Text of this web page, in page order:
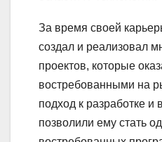
За время своей
создал и реализовал
проектов, которые
востребованными на
подход к разработке и
позволили ему стать